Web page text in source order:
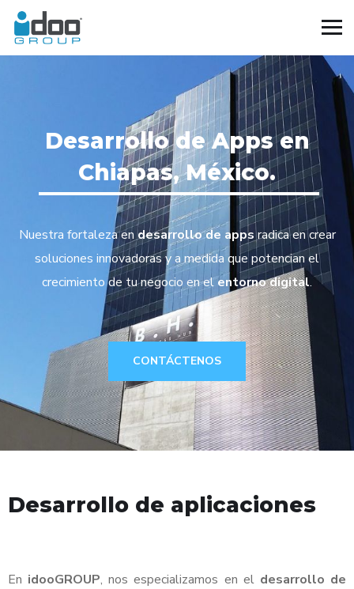
Desarrollo de Apps en
Chiapas, México.
Nuestra fortaleza endesarrollo de appsradica en crear
soluciones innovadoras y a medida que potencian el
crecimiento de tu negocio en el entorno digital.
CONTÁCTENOS
Desarrollo de aplicaciones
En idooGROUP, nos especializamos en el desarrollo de